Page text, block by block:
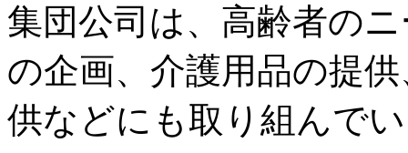
集団公司は、高齢者の
の企画、介護用品の提
供などにも取り組んで